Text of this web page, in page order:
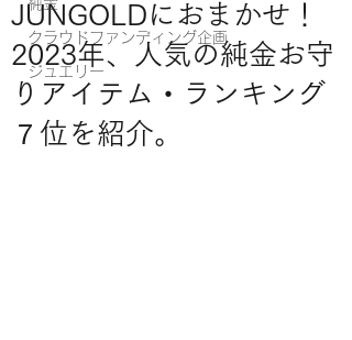
純金
クラウドファンディング企画
ジュエリー
JUNGOLDにおまかせ！
2023年、人気の純金お守
りアイテム・ランキング
７位を紹介。